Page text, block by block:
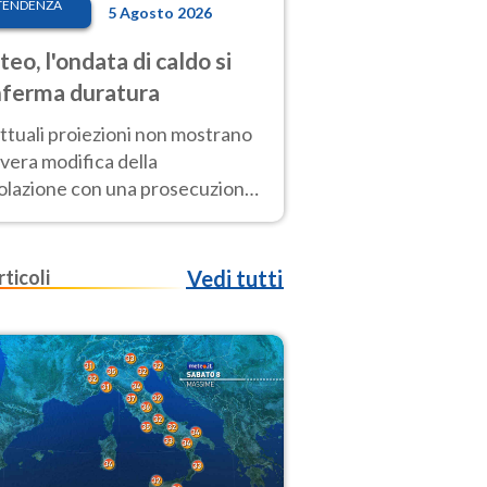
5 Agosto 2026
l'ondata di caldo si
duratura
proiezioni non mostrano
modifica della
con una prosecuzione
fuori scala per molti
Vedi tutti